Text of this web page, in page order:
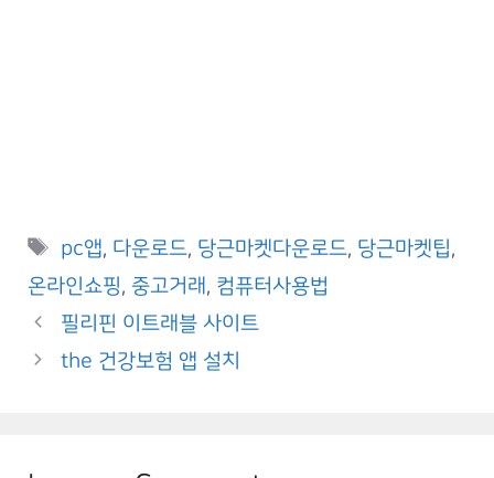
Tags
pc앱, 다운로드, 당근마켓다운로드, 당근마켓팁,
온라인쇼핑, 중고거래, 컴퓨터사용법
필리핀 이트래블 사이트
the 건강보험 앱 설치